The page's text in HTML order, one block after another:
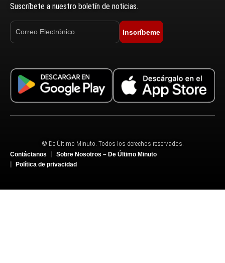
Suscríbete a nuestro boletín de noticias.
Inscríbeme
© De Último Minuto. Todos los derechos reservados.
Contáctanos
Sobre Nosotros – De Último Minuto
Política de privacidad